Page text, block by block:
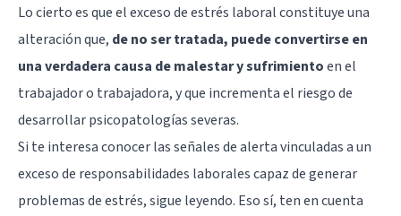
Lo cierto es que el exceso de estrés laboral constituye una
alteración que, de no ser tratada, puede convertirse en
una verdadera causa de malestar y sufrimientoen el
trabajador o trabajadora, y que incrementa el riesgo de
desarrollar psicopatologías severas.
Si te interesa conocer las señales de alerta vinculadas a un
exceso de responsabilidades laborales capaz de generar
problemas de estrés, sigue leyendo. Eso sí, ten en cuenta